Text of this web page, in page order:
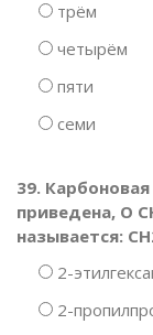
трём
четырём
пяти
семи
39.
приведена, О
называется:
2-
2-